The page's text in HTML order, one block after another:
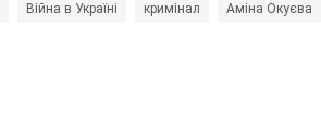
Війна в Україні кримінал Аміна Окуєва